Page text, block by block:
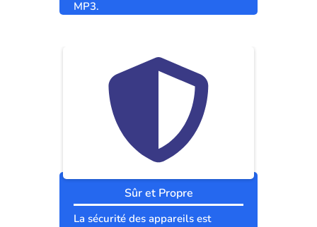
MP3.
Sûr et Propre
La sécurité des appareils est